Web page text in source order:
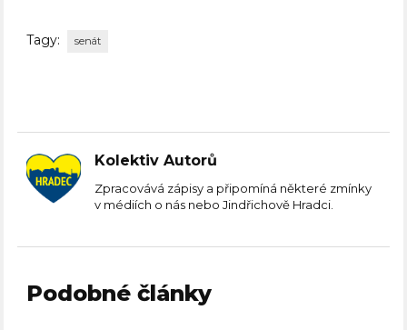
Tagy: senát
Kolektiv Autorů
Zpracovává zápisy a připomíná některé zmínky
v médiích o nás nebo Jindřichově Hradci.
Podobné články